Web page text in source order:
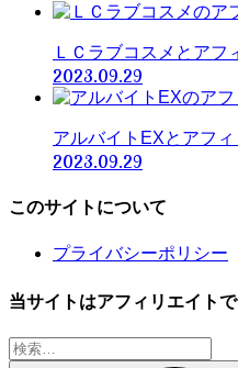
ＬＣラブコスメとアフ
2023.09.29
アルバイトEXとアフ
2023.09.29
このサイトについて
プライバシーポリシー
当サイトはアフィリエイト
検